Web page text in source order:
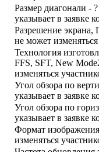
Размер диагонали -
указывает в заявке
Разрешение экрана,
не может
Технология
FFS, SFT, New
изменяться
Угол обзора по
указывает в заявке
Угол обзора по
указывает в заявке
Формат
изменяться